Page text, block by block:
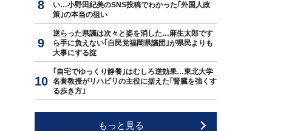
い…小野田紀美のSNS投稿でわかった｢外国人政
策｣の本当の狙い
逆らった県議は次々と姿を消した…麻生太郎です
ら手に負えない｢自民党福岡県議団｣が県民よりも
大事にする掟
｢自宅でゆっくり静養｣はむしろ逆効果…東北大学
名誉教授がリハビリの主役に据えた｢腎臓を強くす
る歩き方｣
もっと見る